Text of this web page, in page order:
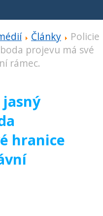
Články
Policie
projevu má své
rámec.
jasný
hranice